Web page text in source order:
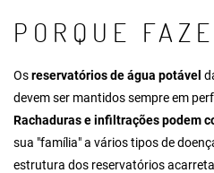
PORQUE
Osreservatórios de água potável
devem ser mantidos sempre em
Rachaduras e infiltrações podem
sua "família" a vários tipos de
estrutura dos reservatórios